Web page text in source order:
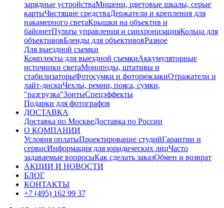
зарядные устройстваМишени, цветовые шкалы, серые
картыЧистящие средстваДержатели и крепления для
накамерного светаКрышки на объектив и
байонетПульты управления и синхронизацияКольца для
объективовБленды для объективовРазное
Для выездной съемки
Комплекты для выездной съемкиАккумуляторные
источники светаМоноподы, штативы и
стабилизаторыФотосумки и фоторюкзакиОтражатели и
лайт-дискиЧехлы, ремни, пояса, сумки,
"разгрузка"ЗонтыСпецэффекты
Подарки для фотографов
ДОСТАВКА
Доставка по МосквеДоставка по России
О КОМПАНИИ
Условия оплатыПроектирование студийГарантии и
сервисИнформация для юридических лицЧасто
задаваемые вопросыКак сделать заказОбмен и возврат
АКЦИИ И НОВОСТИ
БЛОГ
КОНТАКТЫ
+7 (495) 162 99 37